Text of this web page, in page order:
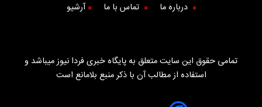
درباره ما تماس با ما آرشیو
تمامی حقوق این سایت متعلق به پایگاه خبری فردا نیوز میباشد و
استفاده از مطالب آن با ذکر منبع بلامانع است